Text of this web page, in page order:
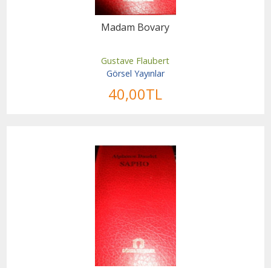
Madam Bovary
Gustave Flaubert
Görsel Yayınlar
40,00TL